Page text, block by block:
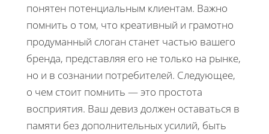
понятен потенциальным клиентам. Важно
помнить о том, что креативный и грамотно
продуманный слоган станет частью вашего
бренда, представляя его не только на рынке,
но и в сознании потребителей. Следующее,
о чем стоит помнить — это простота
восприятия. Ваш девиз должен оставаться в
памяти без дополнительных усилий, быть